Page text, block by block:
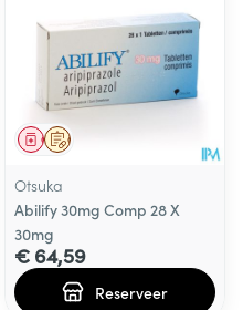
Op voorschrift
Geneesmiddel
Otsuka
Abilify 30mg Comp 28 X
30mg
€ 64,59
Reserveer